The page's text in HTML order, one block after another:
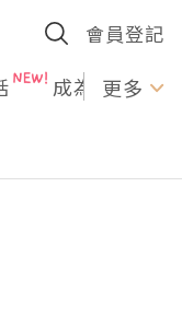
會員登記
成為U更多